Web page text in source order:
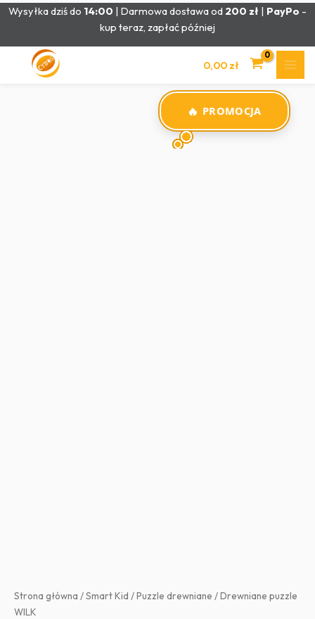
Przejdź
Wysyłka dziś do 14:00 | Darmowa dostawa od 200 zł | PayPo -
kup teraz, zapłać później
0,00 zł
PROMOCJA
Strona główna /Smart Kid /Puzzle drewniane / Drewniane puzzle
WILK